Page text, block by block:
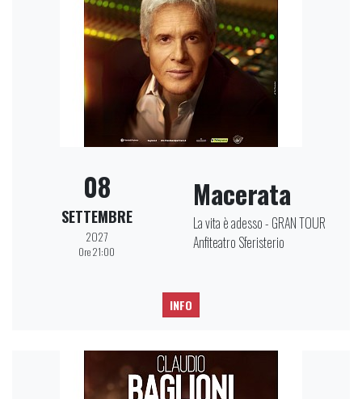
08
SETTEMBRE
2027
Ore 21:00
Macerata
La vita è adesso - GRAN TOUR
Anfiteatro Sferisterio
INFO